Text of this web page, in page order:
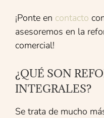
¡Ponte en contacto
asesoremos en la
comercial!
¿QUÉ SON
INTEGRALES?
Se trata de mucho